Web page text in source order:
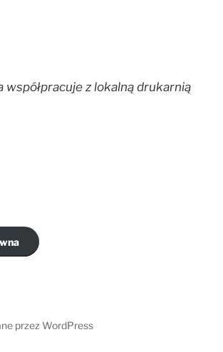
współpracuje z lokalną drukarnią
przez WordPress